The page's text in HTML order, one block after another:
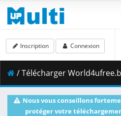
Inscription Connexion
/ Télécharger
Nous vous conseillons
protéger votre